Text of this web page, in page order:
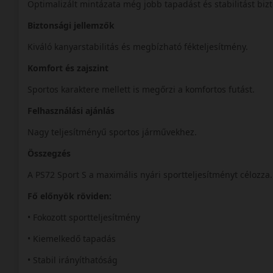
Optimalizált mintázata még jobb tapadást és stabilitást
Biztonsági jellemzők
Kiváló kanyarstabilitás és megbízható fékteljesítmény.
Komfort és zajszint
Sportos karaktere mellett is megőrzi a komfortos futást.
Felhasználási ajánlás
Nagy teljesítményű sportos járművekhez.
Összegzés
A PS72 Sport S a maximális nyári sportteljesítményt célozza.
Fő előnyök röviden:
• Fokozott sportteljesítmény
• Kiemelkedő tapadás
• Stabil irányíthatóság